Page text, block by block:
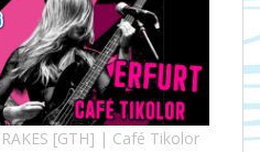
[GTH] | Café Tikolor